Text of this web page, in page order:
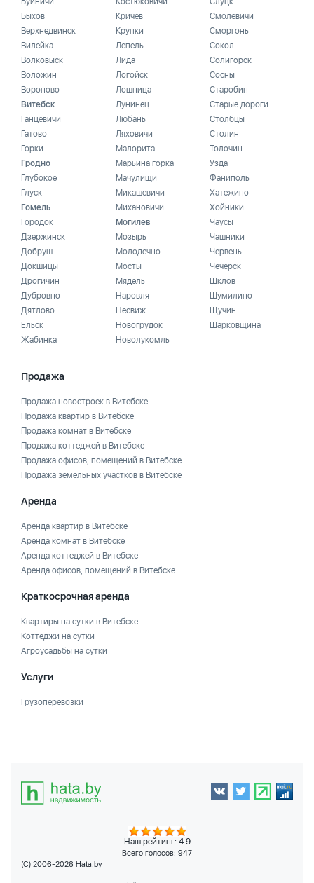
Быхов
Верхнедвинск
Вилейка
Волковыск
Воложин
Вороново
Витебск
Ганцевичи
Гатово
Горки
Гродно
Глубокое
Глуск
Гомель
Городок
Дзержинск
Добруш
Докшицы
Дрогичин
Дубровно
Дятлово
Ельск
Жабинка
Кричев
Крупки
Лепель
Лида
Логойск
Лошница
Лунинец
Любань
Ляховичи
Малорита
Марьина горка
Мачулищи
Микашевичи
Михановичи
Могилев
Мозырь
Молодечно
Мосты
Мядель
Наровля
Несвиж
Новогрудок
Новолукомль
Смолевичи
Сморгонь
Сокол
Солигорск
Сосны
Старобин
Старые дороги
Столбцы
Столин
Толочин
Узда
Фаниполь
Хатежино
Хойники
Чаусы
Чашники
Червень
Чечерск
Шклов
Шумилино
Щучин
Шарковщина
Продажа
Продажа новостроек в Витебске
Продажа квартир в Витебске
Продажа комнат в Витебске
Продажа коттеджей в Витебске
Продажа офисов, помещений в Витебске
Продажа земельных участков в Витебске
Аренда
Аренда квартир в Витебске
Аренда комнат в Витебске
Аренда коттеджей в Витебске
Аренда офисов, помещений в Витебске
Краткосрочная аренда
Квартиры на сутки в Витебске
Коттеджи на сутки
Агроусадьбы на сутки
Услуги
Грузоперевозки
Наш рейтинг: 4.9
Всего голосов: 947
(C) 2006-2026 Hata.by